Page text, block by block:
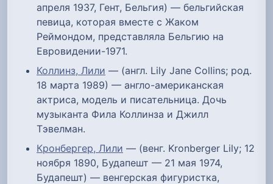
апреля 1937, Гент, Бельгия) — бельгийская
певица, которая вместе с Жаком
Реймондом, представляла Бельгию на
Евровидении-1971.
Коллинз, Лили — (англ. Lily Jane Collins; род.
18 марта 1989) — англо-американская
актриса, модель и писательница. Дочь
музыканта Фила Коллинза и Джилл
Тэвелман.
Кронбергер, Лили — (венг. Kronberger Lily; 12
ноября 1890, Будапешт — 21 мая 1974,
Будапешт) — венгерская фигуристка,